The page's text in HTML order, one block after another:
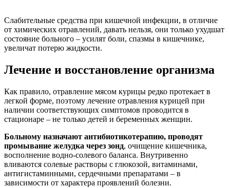
Слабительные средства при кишечной инфекции, в отличие
от химических отравлений, давать нельзя, они только ухудшат
состояние больного – усилят боли, спазмы в кишечнике,
увеличат потерю жидкости.
Лечение и восстановление организма
Как правило, отравление мясом курицы редко протекает в
легкой форме, поэтому лечение отравления курицей при
наличии соответствующих симптомов проводится в
стационаре – не только детей и беременных женщин.
Больному назначают антибиотикотерапию, проводят
промывание желудка через зонд, очищение кишечника,
восполнение водно-солевого баланса. Внутривенно
вливаются солевые растворы с глюкозой, витаминами,
антигистаминными, сердечными препаратами – в
зависимости от характера проявлений болезни.